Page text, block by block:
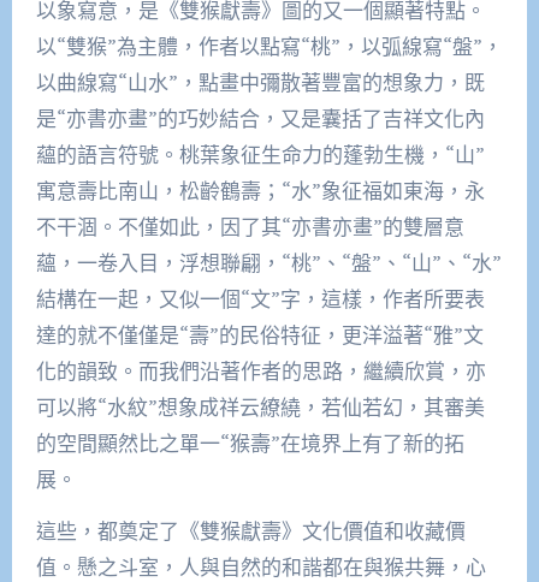
以象寫意，是《雙猴獻壽》圖的又一個顯著特點。
以“雙猴”為主體，作者以點寫“桃”，以弧線寫“盤”，
以曲線寫“山水”，點畫中彌散著豐富的想象力，既
是“亦書亦畫”的巧妙結合，又是囊括了吉祥文化內
蘊的語言符號。桃葉象征生命力的蓬勃生機，“山”
寓意壽比南山，松齡鶴壽；“水”象征福如東海，永
不干涸。不僅如此，因了其“亦書亦畫”的雙層意
蘊，一卷入目，浮想聯翩，“桃”、“盤”、“山”、“水”
結構在一起，又似一個“文”字，這樣，作者所要表
達的就不僅僅是“壽”的民俗特征，更洋溢著“雅”文
化的韻致。而我們沿著作者的思路，繼續欣賞，亦
可以將“水紋”想象成祥云繚繞，若仙若幻，其審美
的空間顯然比之單一“猴壽”在境界上有了新的拓
展。
這些，都奠定了《雙猴獻壽》文化價值和收藏價
值。懸之斗室，人與自然的和諧都在與猴共舞，心